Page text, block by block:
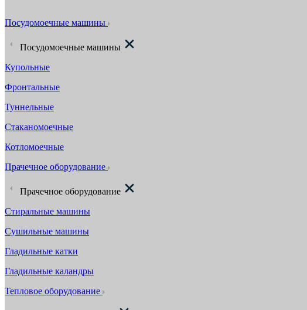
Посудомоечные машины
Посудомоечные машины
Купольные
Фронтальные
Туннельные
Стаканомоечные
Котломоечные
Прачечное оборудование
Прачечное оборудование
Стиральные машины
Сушильные машины
Гладильные катки
Гладильные каландры
Тепловое оборудование